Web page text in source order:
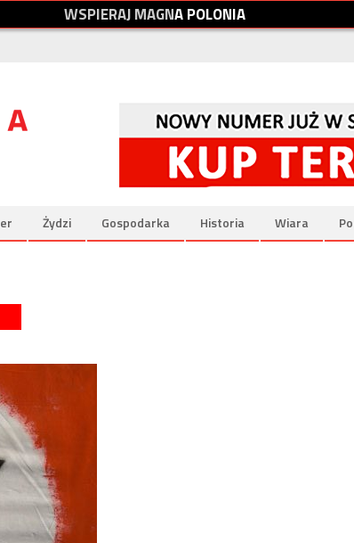
WSPIERAJMAGNAPOLONIA
Żydzi Gospodarka Historia Wiara